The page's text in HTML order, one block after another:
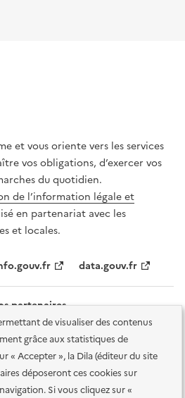
de visualiser des contenus
grâce aux statistiques de
« Accepter », la Dila (éditeur du site
déposeront ces cookies sur
Si vous cliquez sur «
et vous oriente vers les services
vos obligations, d’exercer vos
du quotidien.
de l’information légale et
en partenariat avec les
et locales.
data.gouv.fr
partenaires
conforme Accessibilité des